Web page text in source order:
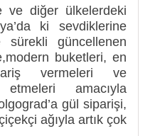
ve diğer ülkelerdeki
ki sevdiklerine
güncellenen
buketleri, en
vermeleri ve
amacıyla
gül siparişi,
ağıyla artık çok